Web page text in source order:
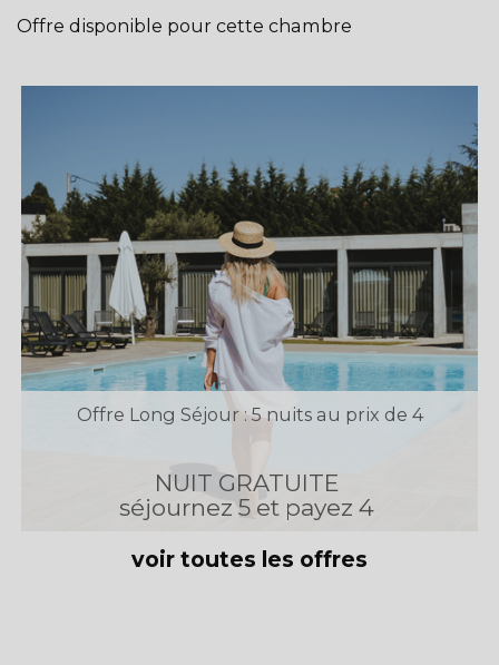
Offre disponible pour cette chambre
Offre Long Séjour : 5 nuits au prix de 4
NUIT GRATUITE
séjournez 5 et payez 4
voir toutes les offres